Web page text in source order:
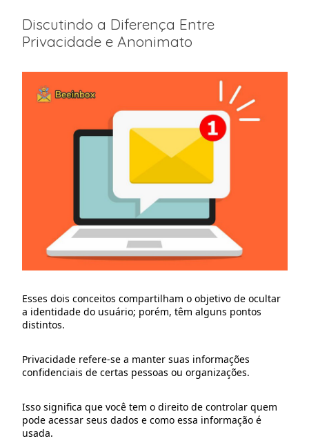
Discutindo a Diferença Entre
Privacidade e Anonimato
Esses dois conceitos compartilham o objetivo de ocultar
a identidade do usuário; porém, têm alguns pontos
distintos.
Privacidade refere-se a manter suas informações
confidenciais de certas pessoas ou organizações.
Isso significa que você tem o direito de controlar quem
pode acessar seus dados e como essa informação é
usada.